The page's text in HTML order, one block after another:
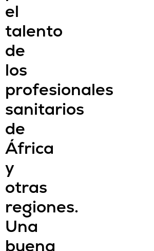
el
talento
de
los
profesionales
sanitarios
de
África
y
otras
regiones.
Una
buena